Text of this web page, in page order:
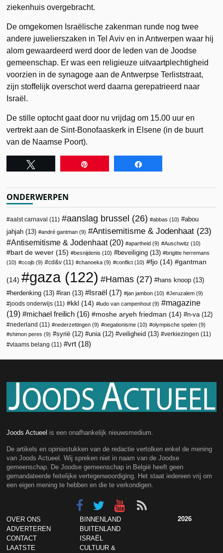
ziekenhuis overgebracht.
De omgekomen Israëlische zakenman runde nog twee
andere juwelierszaken in Tel Aviv en in Antwerpen waar hij
alom gewaardeerd werd door de leden van de Joodse
gemeenschap. Er was een religieuze uitvaartplechtigheid
voorzien in de synagoge aan de Antwerpse Terliststraat,
zijn stoffelijk overschot werd daarna gerepatrieerd naar
Israël.
De stille optocht gaat door nu vrijdag om 15.00 uur en
vertrekt aan de Sint-Bonofaaskerk in Elsene (in de buurt
van de Naamse Poort).
ONDERWERPEN
aalst carnaval (11) aanslag brussel (26) abbas (10)
abou
jahjah (13) andré gantman (9) Antisemitisme & Jodenhaat (23)
Antisemitisme & Jodenhaat(20) apartheid (9) Auschwitz (10)
bart de wever (15) besnijdenis (10) beveiliging (13)
brigitte herremans
(10)
ccojb (9) cd&v (11) chanoeka (9) conflict (10) fjo (14) gantman
(14) gaza (122) Hamas (27) hans knoop (13)
herdenking (13) iran (13) Israël (17) jan jambon (10) Jeruzalem (9)
joods onderwijs (11) kkl (14) ludo van campenhout (9)
magazine
(19)
michael freilich (16) moshe aryeh friedman (14) n-va (12)
nederland (11) nederzettingen (9) negationisme (10) olympische spelen (9)
shimon peres (9) syrië (12) unia (12) veiligheid (13) verkiezingen (11)
vlaams belang (11) vrt (18)
Joods Actueel is een onafhankelijk nieuwsmedium.
De artikels en opiniestukken van de redactie vertolken enkel de mening
van Joods Actueel. Wij spreken niet in naam van de Joodse
gemeenschap. De Joodse gemeenschap in België heeft geen
gemandateerde feitelijke vertegenwoordiging. Het staat iedereen vrij om
een eigen mening te hebben en die te verkondigen.
OVER ONS
ADVERTEREN
CONTACT
LAATSTE
BINNENLAND
BUITENLAND
ISRAËL
CULTUUR &
2026